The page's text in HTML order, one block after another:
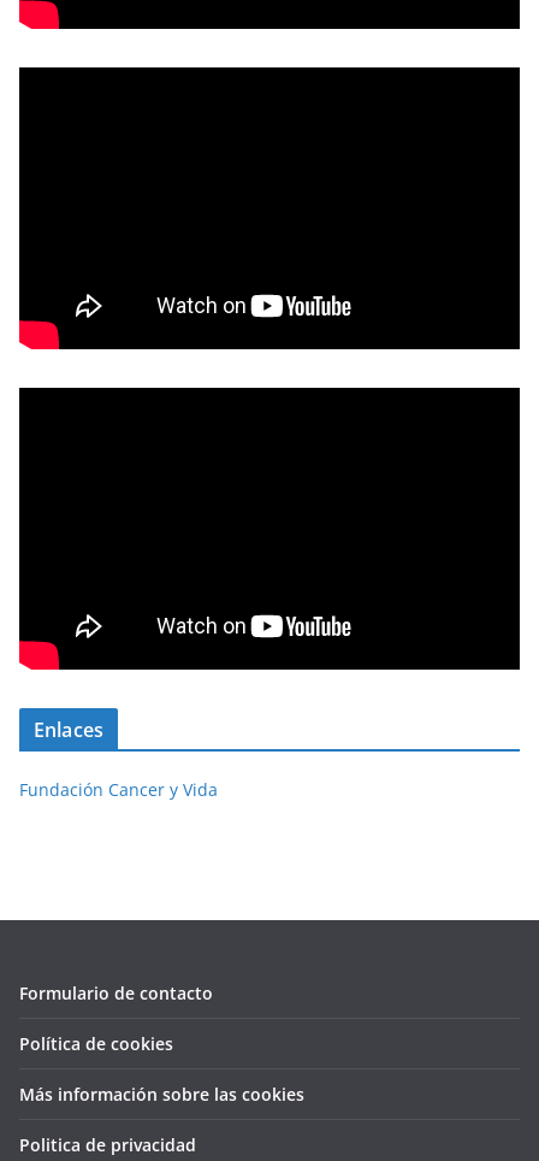
Enlaces
Fundación Cancer y Vida
Formulario de contacto
Política de cookies
Más información sobre las cookies
Politica de privacidad